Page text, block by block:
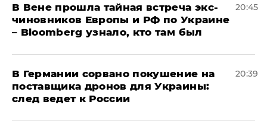
В Вене прошла тайная встреча экс-
чиновников Европы и РФ по Украине
– Bloomberg узнало, кто там был
20:45
​В Германии сорвано покушение на
поставщика дронов для Украины:
след ведет к России
20:39